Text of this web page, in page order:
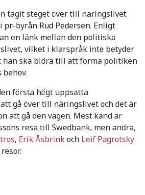
tagit steget över till näringslivet
i pr-byrån Rud Pedersen. Enligt
en länk mellan den politiska
vilket i klarspråk inte betyder
han ska bidra till att forma politiken
första högt uppsatta
gå över till näringslivet och det är
att gå den vägen. Mest känd är
resa till Swedbank, men andra,
, Erik Åsbrinkoch Leif Pagrotsky